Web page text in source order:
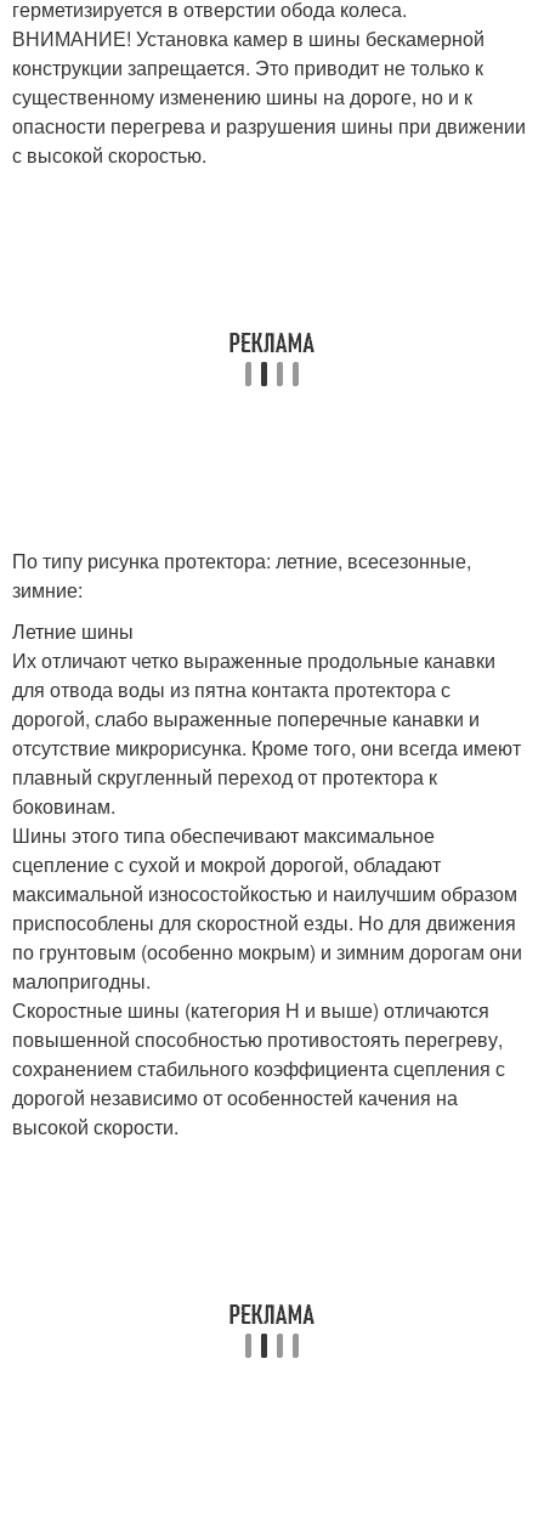
герметизируется в отверстии обода колеса.
ВНИМАНИЕ! Установка камер в шины бескамерной
конструкции запрещается. Это приводит не только к
существенному изменению шины на дороге, но и к
опасности перегрева и разрушения шины при движении
с высокой скоростью.
По типу рисунка протектора: летние, всесезонные,
зимние:
Летние шины
Их отличают четко выраженные продольные канавки
для отвода воды из пятна контакта протектора с
дорогой, слабо выраженные поперечные канавки и
отсутствие микрорисунка. Кроме того, они всегда имеют
плавный скругленный переход от протектора к
боковинам.
Шины этого типа обеспечивают максимальное
сцепление с сухой и мокрой дорогой, обладают
максимальной износостойкостью и наилучшим образом
приспособлены для скоростной езды. Но для движения
по грунтовым (особенно мокрым) и зимним дорогам они
малопригодны.
Скоростные шины (категория Н и выше) отличаются
повышенной способностью противостоять перегреву,
сохранением стабильного коэффициента сцепления с
дорогой независимо от особенностей качения на
высокой скорости.